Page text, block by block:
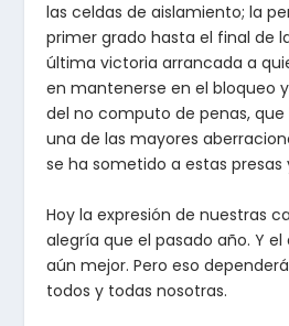
las celdas de aislamiento; la
primer grado hasta el final de
última victoria arrancada a
en mantenerse en el bloqueo
del no computo de penas,
una de las mayores
se ha sometido a estas presas
Hoy la expresión de nuestras
alegría que el pasado año. Y
aún mejor. Pero eso
todos y todas nosotras.